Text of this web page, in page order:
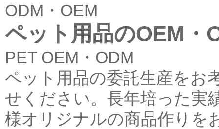
ODM・OEM
ペット用品のOEM・
PET OEM・ODM
ペット用品の委託生産をお
せください。長年培った実
様オリジナルの商品作りを